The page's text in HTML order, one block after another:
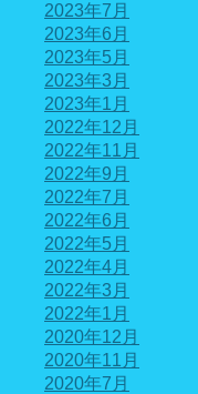
2023年7月
2023年6月
2023年5月
2023年3月
2023年1月
2022年12月
2022年11月
2022年9月
2022年7月
2022年6月
2022年5月
2022年4月
2022年3月
2022年1月
2020年12月
2020年11月
2020年7月